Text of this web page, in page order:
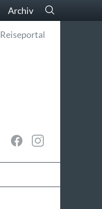
Archiv
Reiseportal